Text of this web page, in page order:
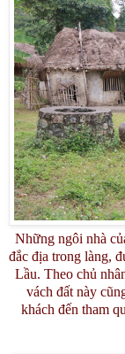
Những ngôi nhà
đắc địa trong làng,
Lầu. Theo chủ
vách đất này
khách đến tham